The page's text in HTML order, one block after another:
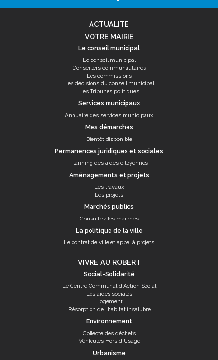
ACTUALITÉ
VOTRE MAIRIE
Le conseil municipal
Le conseil municipal
Conseillers communautaires
Les commissions
Les décisions du conseil municipal
Les Tribunes politiques
Services municipaux
Annuaire des services municipaux
Mes démarches
Bientôt disponible
Permanences juridiques et sociales
Planning des aides citoyennes
Aménagements et projets
Les travaux
Les projets
Marchés publics
Consultez les marchés
La politique de la ville
Le contrat de ville et appel à projets
VIVRE AU ROBERT
Social-Solidarité
Le Centre Communal d'Action Social
Les aides sociales
Logement
Résorption de l’habitat insalubre
Environnement
Collecte des déchets
Véhicules Hors d'Usage
Urbanisme